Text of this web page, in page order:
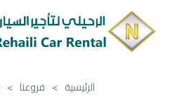
الرئيسية > فروعنا >